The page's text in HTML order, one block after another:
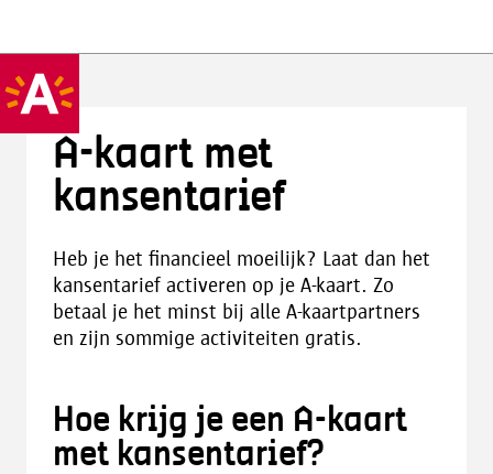
A-kaart met
kansentarief
Heb je het financieel moeilijk? Laat dan het
kansentarief activeren op je A-kaart. Zo
betaal je het minst bij alle A-kaartpartners
en zijn sommige activiteiten gratis.
Hoe krijg je een A-kaart
met kansentarief?